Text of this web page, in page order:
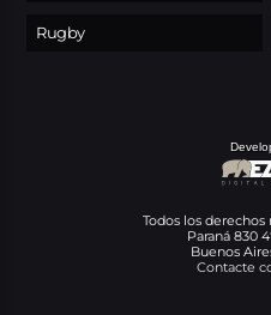
Rugby
Todos los derechos
Paraná 830
Buenos
Contacte